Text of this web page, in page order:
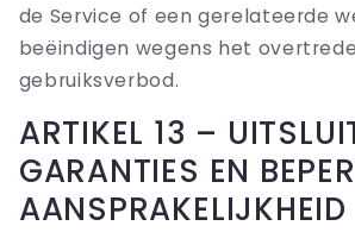
de Service of een gerelateerde
beëindigen wegens het
gebruiksverbod.
ARTIKEL 13 –
GARANTIES EN
AANSPRAKELIJKHEID